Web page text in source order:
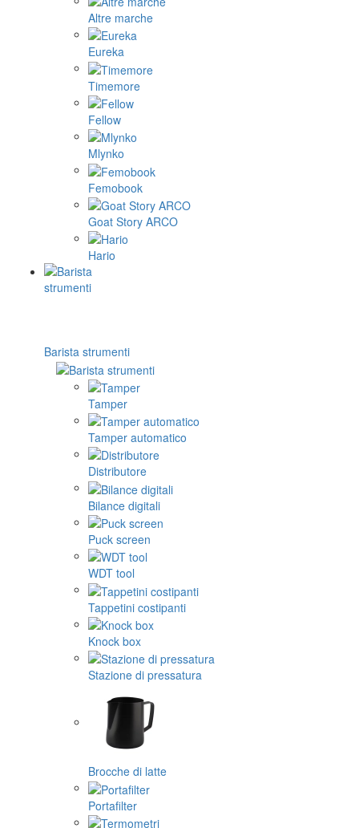
Altre marche
Eureka
Timemore
Fellow
Mlynko
Femobook
Goat Story ARCO
Hario
Barista strumenti
Tamper
Tamper automatico
Distributore
Bilance digitali
Puck screen
WDT tool
Tappetini costipanti
Knock box
Stazione di pressatura
Brocche di latte
Portafilter